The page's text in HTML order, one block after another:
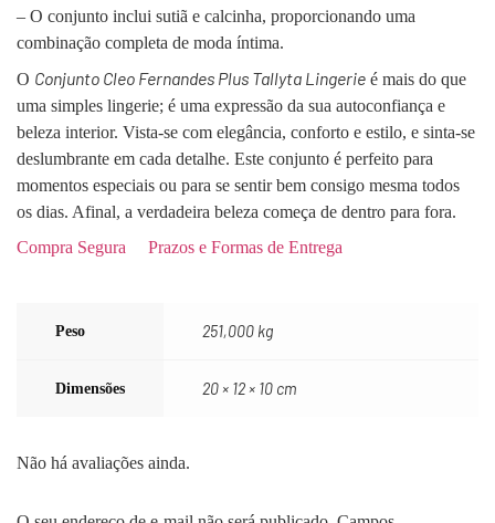
– O conjunto inclui sutiã e calcinha, proporcionando uma
combinação completa de moda íntima.
O Conjunto Cleo Fernandes Plus Tallyta Lingerie é mais do que
uma simples lingerie; é uma expressão da sua autoconfiança e
beleza interior. Vista-se com elegância, conforto e estilo, e sinta-se
deslumbrante em cada detalhe. Este conjunto é perfeito para
momentos especiais ou para se sentir bem consigo mesma todos
os dias. Afinal, a verdadeira beleza começa de dentro para fora.
Compra Segura
Prazos e Formas de Entrega
Peso 251,000 kg
Dimensões 20 × 12 × 10 cm
Não há avaliações ainda.